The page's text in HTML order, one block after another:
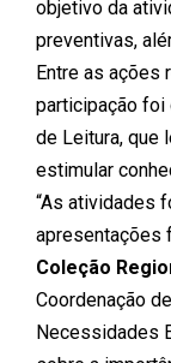
objetivo da
preventivas,
Entre as ações
participação foi
de Leitura, que
estimular
“As atividades
apresentações
Coleção
Coordenação
Necessidades